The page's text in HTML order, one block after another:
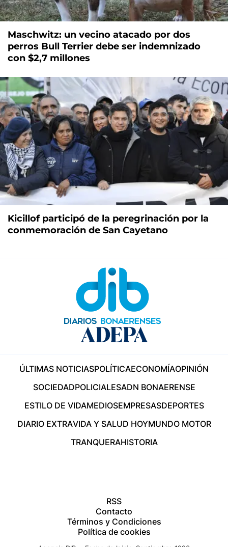
Maschwitz: un vecino atacado por dos
perros Bull Terrier debe ser indemnizado
con $2,7 millones
Kicillof participó de la peregrinación por la
conmemoración de San Cayetano
ÚLTIMAS NOTICIASPOLÍTICAECONOMÍAOPINIÓN
SOCIEDADPOLICIALESADN BONAERENSE
ESTILO DE VIDAMEDIOSEMPRESASDEPORTES
DIARIO EXTRAVIDA Y SALUD HOYMUNDO MOTOR
TRANQUERAHISTORIA
RSS
Contacto
Términos y Condiciones
Política de cookies